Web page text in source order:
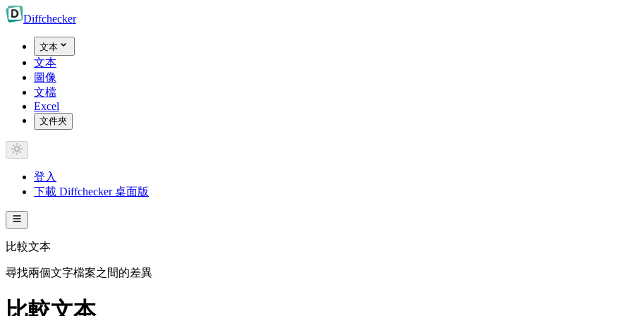
Diffchecker
文本
文本
圖像
文檔
Excel
文件夾
登入
下載 Diffchecker 桌面版
比較文本
尋找兩個文字檔案之間的差異
比較文本